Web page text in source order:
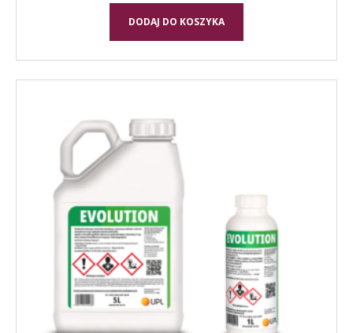
DODAJ DO KOSZYKA